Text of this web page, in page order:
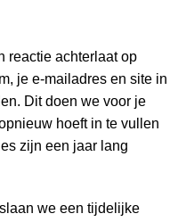
reactie achterlaat op
je e-mailadres en site in
Dit doen we voor je
hoeft in te vullen
zijn een jaar lang
we een tijdelijke